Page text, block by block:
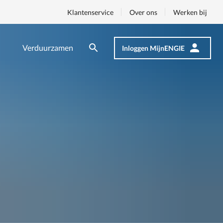
Zoeken
Verduurzamen
Klantenservice Over ons Werken bij
Zoeken Inloggen MijnENGIE